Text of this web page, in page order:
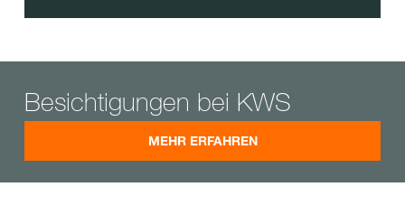
Besichtigungen bei KWS
MEHR ERFAHREN